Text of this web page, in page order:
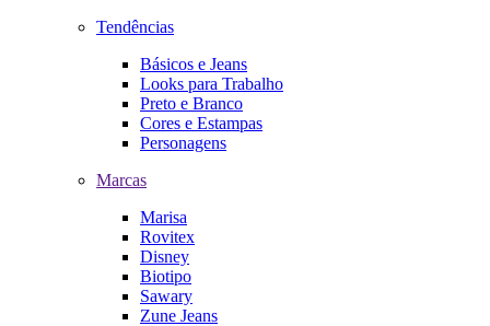
Tendências
Básicos e Jeans
Looks para Trabalho
Preto e Branco
Cores e Estampas
Personagens
Marcas
Marisa
Rovitex
Disney
Biotipo
Sawary
Zune Jeans